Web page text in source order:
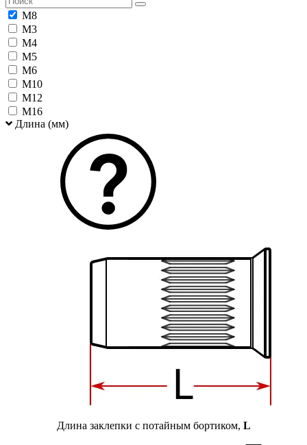
М8
М3
М4
М5
М6
М10
М12
М16
Длина (мм)
Длина заклепки с потайным бортиком, L